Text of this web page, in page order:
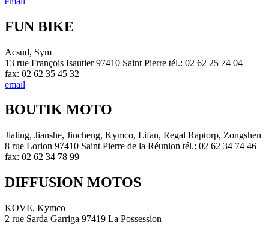
FUN BIKE
Acsud, Sym
13 rue François Isautier 97410 Saint Pierre tél.: 02 62 25 74 04
fax: 02 62 35 45 32
email
BOUTIK MOTO
Jialing, Jianshe, Jincheng, Kymco, Lifan, Regal Raptorp, Zongshen
8 rue Lorion 97410 Saint Pierre de la Réunion tél.: 02 62 34 74 46
fax: 02 62 34 78 99
DIFFUSION MOTOS
KOVE, Kymco
2 rue Sarda Garriga 97419 La Possession